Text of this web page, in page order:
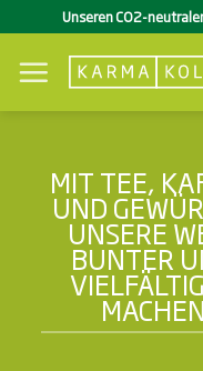
Inhalt
springen
Unseren CO2-
MIT TEE,
UND
UNSERE
BUNTER
MACHEN